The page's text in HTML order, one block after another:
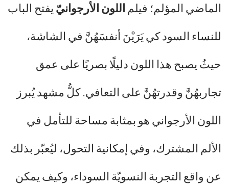
الماضي المؤلم؛ فيلماللون الأرجوانيّيفتح الباب
للنساء السود كي يَرَيْنَ أنفسَهُنَّ في الشاشة،
حيثُ يصبح هذا اللون دليلًا بصريًا على عمق
تجاربهُنَّ وقدرتهُنَّ على التعافي. كلُّ مشهد يُبرز
اللون الأرجواني هو بمثابة مساحة للتأمل في
الألم المشترك، وفي إمكانية التحول، ليُعبّر بذلك
عن واقع التجربة النسويّة السوداء، وكيف يمكن